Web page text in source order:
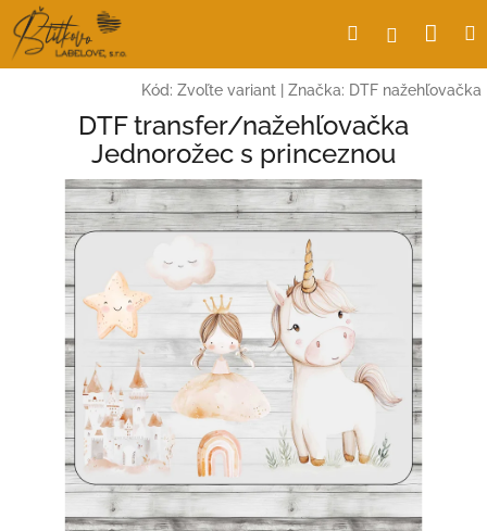
Prejsť
na
obsah
Hľadať
Kód: Zvoľte variant Značka: DTF nažehľovačka
DTF transfer/nažehľovačka
Jednorožec s princeznou